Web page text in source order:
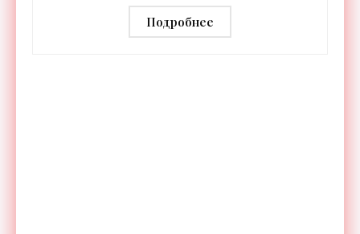
дальностью распознавания до 2 км
- «Гаджеты»
Подробнее